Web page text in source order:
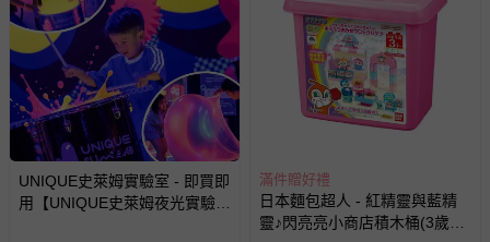
UNIQUE史萊姆實驗室 - 即買即
用【UNIQUE史萊姆夜光實驗室
滿件贈好禮
日本麵包超人 - 紅精靈與藍精
靈♪閃亮亮小商店積木桶(3歲以